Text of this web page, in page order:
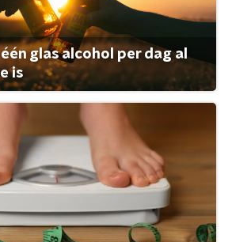
glas alcohol per dag al
is